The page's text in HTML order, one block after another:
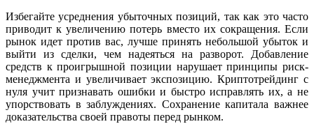
Избегайте усреднения убыточных позиций, так как это часто
приводит к увеличению потерь вместо их сокращения. Если
рынок идет против вас, лучше принять небольшой убыток и
выйти из сделки, чем надеяться на разворот. Добавление
средств к проигрышной позиции нарушает принципы риск-
менеджмента и увеличивает экспозицию. Криптотрейдинг с
нуля учит признавать ошибки и быстро исправлять их, а не
упорствовать в заблуждениях. Сохранение капитала важнее
доказательства своей правоты перед рынком.